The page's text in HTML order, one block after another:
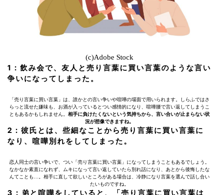
(c)Adobe Stock
1：飲み会で、友人と売り言葉に買い言葉のような言い
争いになってしまった。
「売り言葉に買い言葉」は、誰かとの言い争いや喧嘩の場面で用いられます。しらふではさ
らっと流せた嫌味も、お酒が入っているとつい感情的になり、喧嘩腰で言い返してしまうこ
ともあるかもしれません。 相手に負けたくないという気持ちから、言い合いが止まらない状
況が想像できますね。
2：彼氏とは、些細なことから売り言葉に買い言葉に
なり、喧嘩別れをしてしまった。
恋人同士の言い争いで、つい「売り言葉に買い言葉」になってしまうこともあるでしょう。
なかなか素直になれず、ムキになって言い返していたら別れ話になり、あとから後悔したな
んてことも…。相手に直して欲しいところがある場合は、冷静になり言葉を選んで話し合い
たいものですね。
3：弟と喧嘩をしていると、「売り言葉に買い言葉は